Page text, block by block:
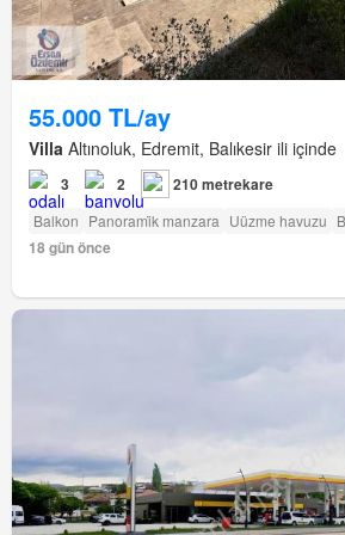
55.000 TL/ay
Villa Altınoluk, Edremit, Balıkesir ili içinde
3 2 210 metrekare
Balkon Panorami̇k manzara Uüzme havuzu
18 gün önce